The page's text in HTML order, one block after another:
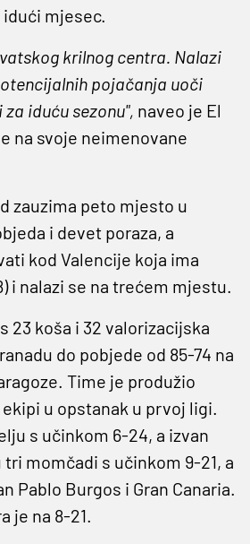
mjesec.
krilnog centra. Nalazi
pojačanja uoči
iduću sezonu", naveo je El
na svoje neimenovane
zauzima peto mjesto u
i devet poraza, a
kod Valencije koja ima
i nalazi se na trećem mjestu.
23 koša i 32 valorizacijska
do pobjede od 85-74 na
Time je produžio
u opstanak u prvoj ligi.
s učinkom 6-24, a izvan
momčadi s učinkom 9-21, a
Pablo Burgos i Gran Canaria.
je na 8-21.